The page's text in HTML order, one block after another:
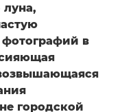
луна,
в
городской